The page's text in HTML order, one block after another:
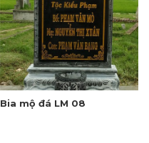
Bia mộ đá LM 08